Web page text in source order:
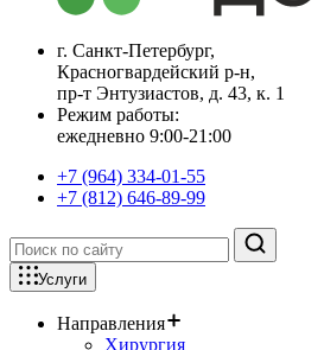
г. Санкт-Петербург,
Красногвардейский р-н,
пр-т Энтузиастов, д. 43, к. 1
Режим работы:
ежедневно 9:00-21:00
+7 (964) 334-01-55
+7 (812) 646-89-99
Услуги
Направления
Хирургия